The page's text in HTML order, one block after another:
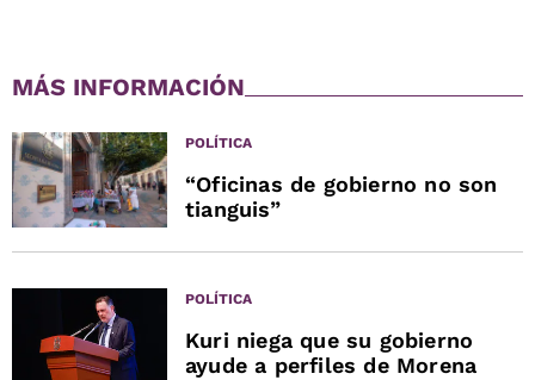
MÁS INFORMACIÓN
POLÍTICA
“Oficinas de gobierno no son
tianguis”
POLÍTICA
Kuri niega que su gobierno
ayude a perfiles de Morena